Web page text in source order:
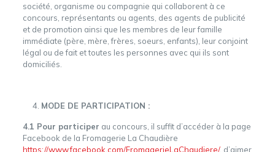
société, organisme ou compagnie qui collaborent à ce
concours, représentants ou agents, des agents de publicité
et de promotion ainsi que les membres de leur famille
immédiate (père, mère, frères, soeurs, enfants), leur conjoint
légal ou de fait et toutes les personnes avec qui ils sont
domiciliés.
MODE DE PARTICIPATION :
4.1 Pour participer au concours, il suffit d’accéder à la page
Facebook de la Fromagerie La Chaudière
https://www.facebook.com/FromagerieLaChaudiere/, d’aimer